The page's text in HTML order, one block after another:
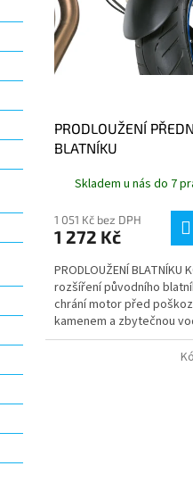
PRODLOUŽENÍ
BLATNÍKU
Skladem u nás do 7
1 051 Kč bez DPH
1 272 Kč
PRODLOUŽENÍ BLATNÍKU
rozšíření původního
chrání motor před
kamenem a zbytečnou
desky držáku také